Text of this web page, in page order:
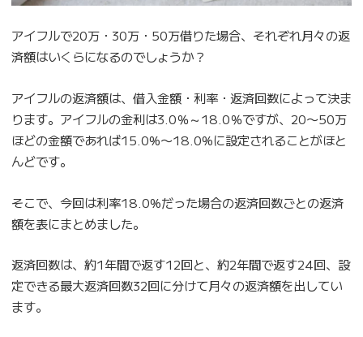
アイフルで20万・30万・50万借りた場合、それぞれ月々の返
済額はいくらになるのでしょうか？
アイフルの返済額は、借入金額・利率・返済回数によって決ま
ります。アイフルの金利は3.0％～18.0％ですが、20〜50万
ほどの金額であれば15.0%〜18.0%に設定されることがほと
んどです。
そこで、今回は利率18.0%だった場合の返済回数ごとの返済
額を表にまとめました。
返済回数は、約1年間で返す12回と、約2年間で返す24回、設
定できる最大返済回数32回に分けて月々の返済額を出してい
ます。